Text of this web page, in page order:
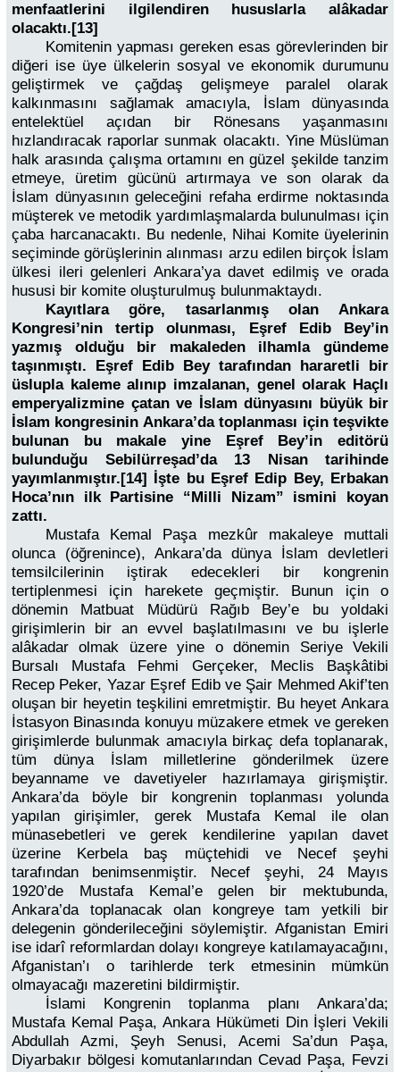
menfaatlerini ilgilendiren hususlarla alâkadar
olacaktı.[13]
Komitenin yapması gereken esas görevlerinden bir
diğeri ise üye ülkelerin sosyal ve ekonomik durumunu
geliştirmek ve çağdaş gelişmeye paralel olarak
kalkınmasını sağlamak amacıyla, İslam dünyasında
entelektüel açıdan bir Rönesans yaşanmasını
hızlandıracak raporlar sunmak olacaktı. Yine Müslüman
halk arasında çalışma ortamını en güzel şekilde tanzim
etmeye, üretim gücünü artırmaya ve son olarak da
İslam dünyasının geleceğini refaha erdirme noktasında
müşterek ve metodik yardımlaşmalarda bulunulması için
çaba harcanacaktı. Bu nedenle, Nihai Komite üyelerinin
seçiminde görüşlerinin alınması arzu edilen birçok İslam
ülkesi ileri gelenleri Ankara’ya davet edilmiş ve orada
hususi bir komite oluşturulmuş bulunmaktaydı.
Kayıtlara göre, tasarlanmış olan Ankara
Kongresi’nin tertip olunması, Eşref Edib Bey’in
yazmış olduğu bir makaleden ilhamla gündeme
taşınmıştı. Eşref Edib Bey tarafından hararetli bir
üslupla kaleme alınıp imzalanan, genel olarak Haçlı
emperyalizmine çatan ve İslam dünyasını büyük bir
İslam kongresinin Ankara’da toplanması için teşvikte
bulunan bu makale yine Eşref Bey’in editörü
bulunduğu Sebilürreşad’da 13 Nisan tarihinde
yayımlanmıştır.[14] İşte bu Eşref Edip Bey, Erbakan
Hoca’nın ilk Partisine “Milli Nizam” ismini koyan
zattı.
Mustafa Kemal Paşa mezkûr makaleye muttali
olunca (öğrenince), Ankara’da dünya İslam devletleri
temsilcilerinin iştirak edecekleri bir kongrenin
tertiplenmesi için harekete geçmiştir. Bunun için o
dönemin Matbuat Müdürü Rağıb Bey’e bu yoldaki
girişimlerin bir an evvel başlatılmasını ve bu işlerle
alâkadar olmak üzere yine o dönemin Seriye Vekili
Bursalı Mustafa Fehmi Gerçeker, Meclis Başkâtibi
Recep Peker, Yazar Eşref Edib ve Şair Mehmed Akif’ten
oluşan bir heyetin teşkilini emretmiştir. Bu heyet Ankara
İstasyon Binasında konuyu müzakere etmek ve gereken
girişimlerde bulunmak amacıyla birkaç defa toplanarak,
tüm dünya İslam milletlerine gönderilmek üzere
beyanname ve davetiyeler hazırlamaya girişmiştir.
Ankara’da böyle bir kongrenin toplanması yolunda
yapılan girişimler, gerek Mustafa Kemal ile olan
münasebetleri ve gerek kendilerine yapılan davet
üzerine Kerbela baş müçtehidi ve Necef şeyhi
tarafından benimsenmiştir. Necef şeyhi, 24 Mayıs
1920’de Mustafa Kemal’e gelen bir mektubunda,
Ankara’da toplanacak olan kongreye tam yetkili bir
delegenin gönderileceğini söylemiştir. Afganistan Emiri
ise idarî reformlardan dolayı kongreye katılamayacağını,
Afganistan’ı o tarihlerde terk etmesinin mümkün
olmayacağı mazeretini bildirmiştir.
İslami Kongrenin toplanma planı Ankara’da;
Mustafa Kemal Paşa, Ankara Hükümeti Din İşleri Vekili
Abdullah Azmi, Şeyh Senusi, Acemi Sa’dun Paşa,
Diyarbakır bölgesi komutanlarından Cevad Paşa, Fevzi